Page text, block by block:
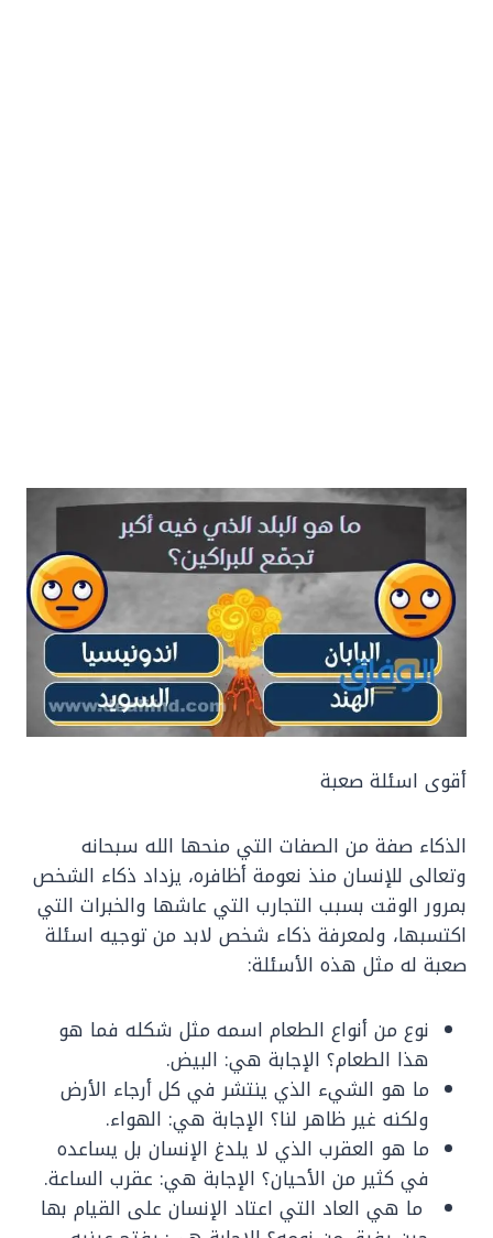
أقوى اسئلة صعبة
الذكاء صفة من الصفات التي منحها الله سبحانه
وتعالى للإنسان منذ نعومة أظافره، يزداد ذكاء الشخص
بمرور الوقت بسبب التجارب التي عاشها والخبرات التي
اكتسبها، ولمعرفة ذكاء شخص لابد من توجيه اسئلة
صعبة له مثل هذه الأسئلة:
نوع من أنواع الطعام اسمه مثل شكله فما هو
هذا الطعام؟ الإجابة هي: البيض.
ما هو الشيء الذي ينتشر في كل أرجاء الأرض
ولكنه غير ظاهر لنا؟ الإجابة هي: الهواء.
ما هو العقرب الذي لا يلدغ الإنسان بل يساعده
في كثير من الأحيان؟ الإجابة هي: عقرب الساعة.
ما هي العاد التي اعتاد الإنسان على القيام بها